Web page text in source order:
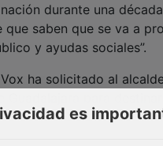
durante una
saben que se va a
y ayudas sociales”.
ha solicitado al
para
a la atención de las
a sus autónomos, a
es